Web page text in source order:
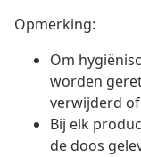
Opmerking:
Om
worden
verwijderd
Bij elk
de doos